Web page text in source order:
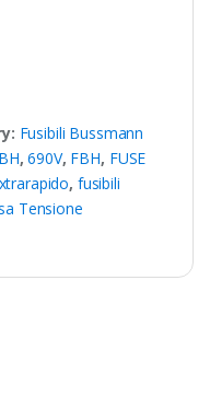
Fusibili Bussmann
,690V, FBH, FUSE
, fusibili
Tensione